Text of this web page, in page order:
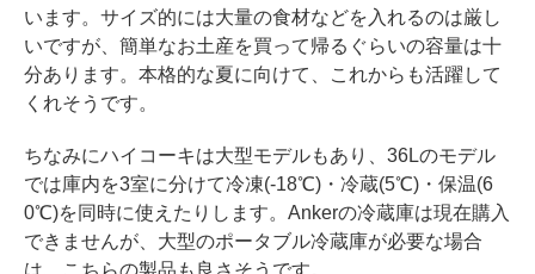
います。サイズ的には大量の食材などを入れるのは厳し
いですが、簡単なお土産を買って帰るぐらいの容量は十
分あります。本格的な夏に向けて、これからも活躍して
くれそうです。
ちなみにハイコーキは大型モデルもあり、36Lのモデル
では庫内を3室に分けて冷凍(-18℃)・冷蔵(5℃)・保温(6
0℃)を同時に使えたりします。Ankerの冷蔵庫は現在購入
できませんが、大型のポータブル冷蔵庫が必要な場合
は、こちらの製品も良さそうです。